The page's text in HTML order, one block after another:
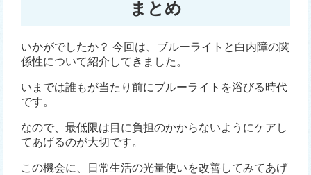
まとめ
いかがでしたか？ 今回は、ブルーライトと白内障の関
係性について紹介してきました。
いまでは誰もが当たり前にブルーライトを浴びる時代
です。
なので、最低限は目に負担のかからないようにケアし
てあげるのが大切です。
この機会に、日常生活の光量使いを改善してみてあげ